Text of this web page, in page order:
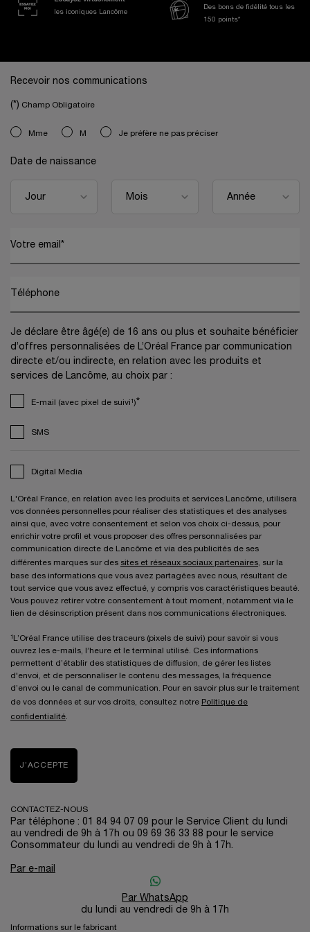
les iconiques Lancôme
Des bons de fidélité tous les
150 points*
Recevoir nos communications
(*) Champ Obligatoire
newslettersignup.title.legend
Mme M Je préfère ne pas préciser
Date de naissance
Votre email *
Téléphone
Je déclare être âgé(e) de 16 ans ou plus et souhaite bénéficier
d’offres personnalisées de L’Oréal France par communication
directe et/ou indirecte, en relation avec les produits et
services de Lancôme, au choix par :
E-mail (avec pixel de suivi¹)*
SMS
Digital Media
L'Oréal France, en relation avec les produits et services Lancôme, utilisera
vos données personnelles pour réaliser des statistiques et des analyses
ainsi que, avec votre consentement et selon vos choix ci-dessus, pour
enrichir votre profil et vous proposer des offres personnalisées par
communication directe de Lancôme et via des publicités de ses
différentes marques sur des sites et réseaux sociaux partenaires , sur la
base des informations que vous avez partagées avec nous, résultant de
tout service que vous avez effectué, y compris vos caractéristiques beauté.
Vous pouvez retirer votre consentement à tout moment, notamment via le
lien de désinscription présent dans nos communications électroniques.
¹L’Oréal France utilise des traceurs (pixels de suivi) pour savoir si vous
ouvrez les e-mails, l’heure et le terminal utilisé. Ces informations
permettent d’établir des statistiques de diffusion, de gérer les listes
d'envoi, et de personnaliser le contenu des messages, la fréquence
d’envoi ou le canal de communication. Pour en savoir plus sur le traitement
de vos données et sur vos droits, consultez notre Politique de
confidentialité
J’ACCEPTE
CONTACTEZ-NOUS
Par téléphone : 01 84 94 07 09 pour le Service Client du lundi
au vendredi de 9h à 17h ou 09 69 36 33 88 pour le service
Consommateur du lundi au vendredi de 9h à 17h.
Par e-mail
Par WhatsApp
du lundi au vendredi de 9h à 17h
Informations sur le fabricant